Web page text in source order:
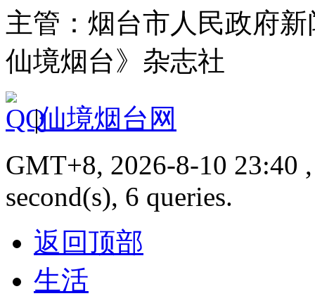
主管：烟台市人民政府
仙境烟台》杂志社
|仙境烟台网
GMT+8, 2026-8-10 23:40
second(s), 6 queries.
返回顶部
生活